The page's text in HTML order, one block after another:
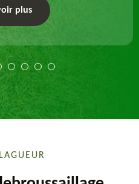
et sur mesure.
plus